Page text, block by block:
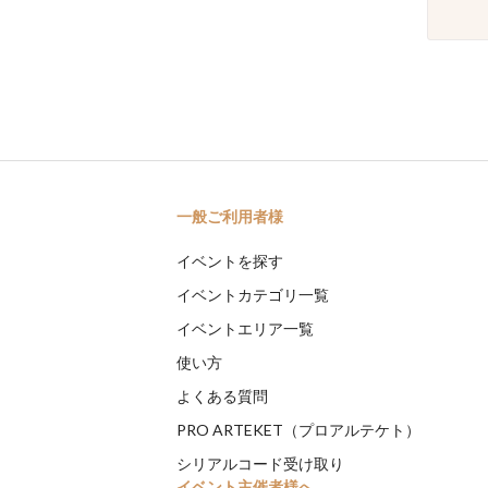
一般ご利用者様
イベントを探す
イベントカテゴリ一覧
イベントエリア一覧
使い方
よくある質問
PRO ARTEKET（プロアルテケト）
シリアルコード受け取り